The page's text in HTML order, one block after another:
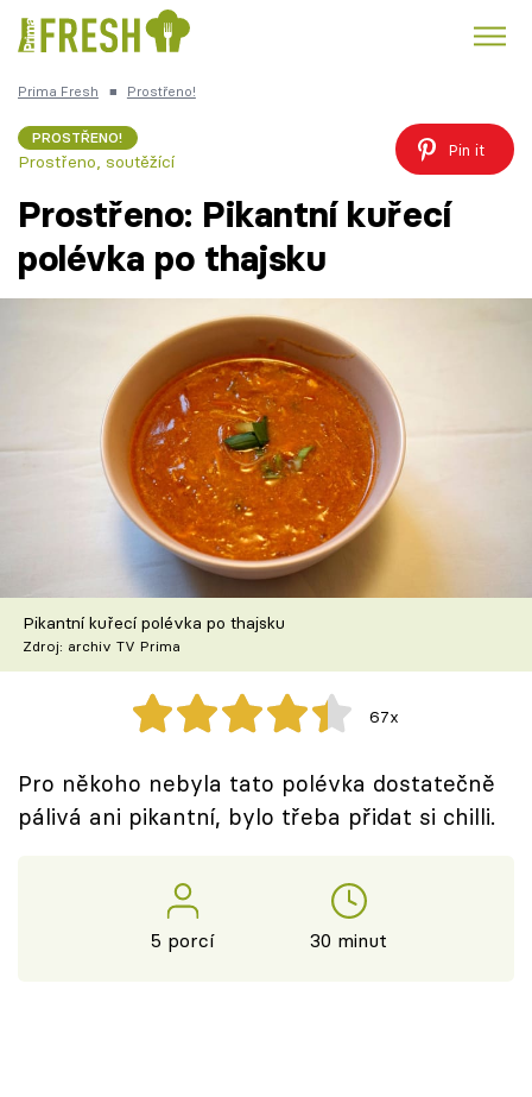
Česká kuchyně
Recepty
Články
TV Program
Škola vaření
Recepty z TV
Speciál: Cuketa
Těhotnej kuchař
Sledujte prima+
Prima Fresh ■ Prostřeno!
PROSTŘENO!
Prostřeno, soutěžící
Pin it
Prostřeno: Pikantní kuřecí
polévka po thajsku
Pikantní kuřecí polévka po thajsku
Zdroj: archiv TV Prima
67x
Pro někoho nebyla tato polévka dostatečně
pálivá ani pikantní, bylo třeba přidat si chilli.
5 porcí 30 minut